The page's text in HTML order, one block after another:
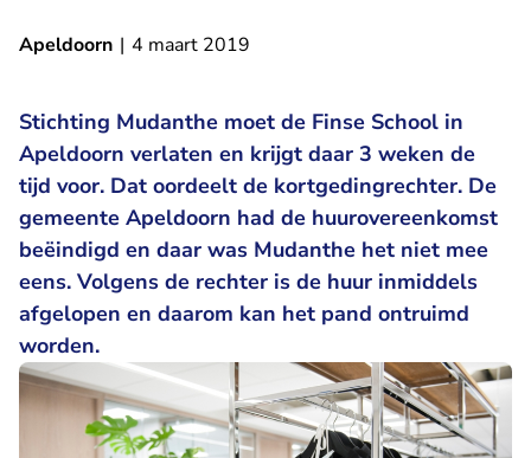
Apeldoorn | 4 maart 2019
Stichting Mudanthe moet de Finse School in
Apeldoorn verlaten en krijgt daar 3 weken de
tijd voor. Dat oordeelt de kortgedingrechter. De
gemeente Apeldoorn had de huurovereenkomst
beëindigd en daar was Mudanthe het niet mee
eens. Volgens de rechter is de huur inmiddels
afgelopen en daarom kan het pand ontruimd
worden.